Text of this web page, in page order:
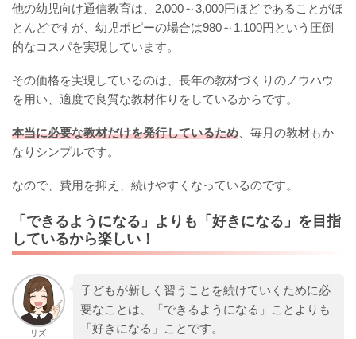
他の幼児向け通信教育は、2,000～3,000円ほどであることがほ
とんどですが、幼児ポピーの場合は980～1,100円という圧倒
的なコスパを実現しています。
その価格を実現しているのは、長年の教材づくりのノウハウ
を用い、適度で良質な教材作りをしているからです。
本当に必要な教材だけを発行しているため 、毎月の教材もか
なりシンプルです。
なので、費用を抑え、続けやすくなっているのです。
「できるようになる」よりも「好きになる」を目指
しているから楽しい！
リズ
子どもが新しく習うことを続けていくために必
要なことは、「できるようになる」ことよりも
「好きになる」ことです。